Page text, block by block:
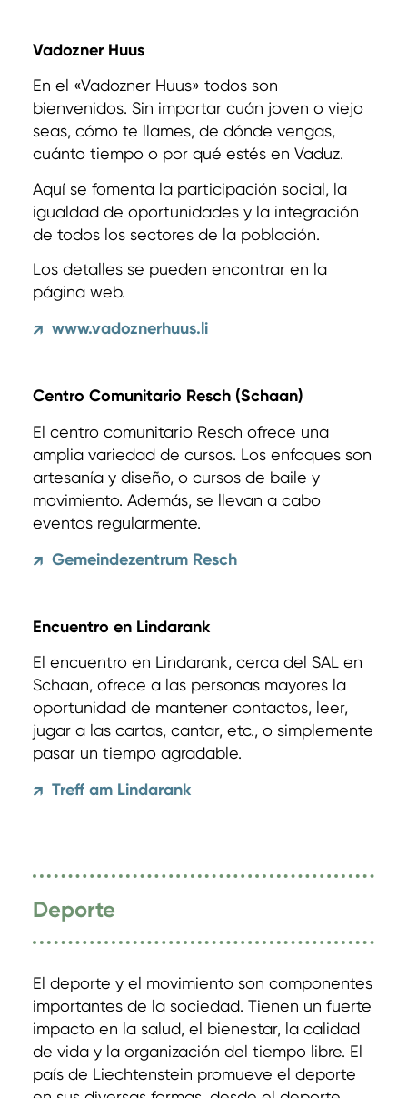
Vadozner Huus
En el «Vadozner Huus» todos son
bienvenidos. Sin importar cuán joven o viejo
seas, cómo te llames, de dónde vengas,
cuánto tiempo o por qué estés en Vaduz.
Aquí se fomenta la participación social, la
igualdad de oportunidades y la integración
de todos los sectores de la población.
Los detalles se pueden encontrar en la
página web.
↗ www.vadoznerhuus.li
Centro Comunitario Resch (Schaan)
El centro comunitario Resch ofrece una
amplia variedad de cursos. Los enfoques son
artesanía y diseño, o cursos de baile y
movimiento. Además, se llevan a cabo
eventos regularmente.
↗ Gemeindezentrum Resch
Encuentro en Lindarank
El encuentro en Lindarank, cerca del SAL en
Schaan, ofrece a las personas mayores la
oportunidad de mantener contactos, leer,
jugar a las cartas, cantar, etc., o simplemente
pasar un tiempo agradable.
↗ Treff am Lindarank
Deporte
El deporte y el movimiento son componentes
importantes de la sociedad. Tienen un fuerte
impacto en la salud, el bienestar, la calidad
de vida y la organización del tiempo libre. El
país de Liechtenstein promueve el deporte